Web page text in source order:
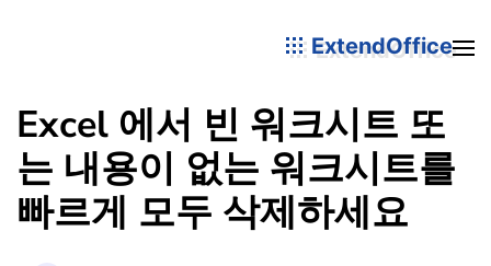
ExtendOffice
Excel 에서 빈 워크시트 또
는 내용이 없는 워크시트를
빠르게 모두 삭제하세요